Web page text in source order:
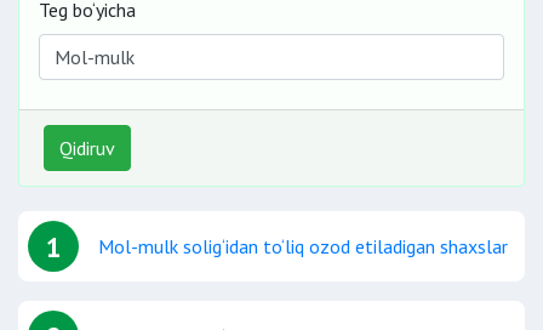
Teg bo‘yicha
Qidiruv
1 Mol-mulk solig‘idan to‘liq ozod etiladigan shaxslar